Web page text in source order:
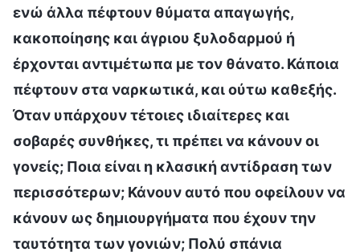
ενώ άλλα πέφτουν θύματα απαγωγής,
κακοποίησης και άγριου ξυλοδαρμού ή
έρχονται αντιμέτωπα με τον θάνατο. Κάποια
πέφτουν στα ναρκωτικά, και ούτω καθεξής.
Όταν υπάρχουν τέτοιες ιδιαίτερες και
σοβαρές συνθήκες, τι πρέπει να κάνουν οι
γονείς; Ποια είναι η κλασική αντίδραση των
περισσότερων; Κάνουν αυτό που οφείλουν να
κάνουν ως δημιουργήματα που έχουν την
ταυτότητα των γονιών; Πολύ σπάνια